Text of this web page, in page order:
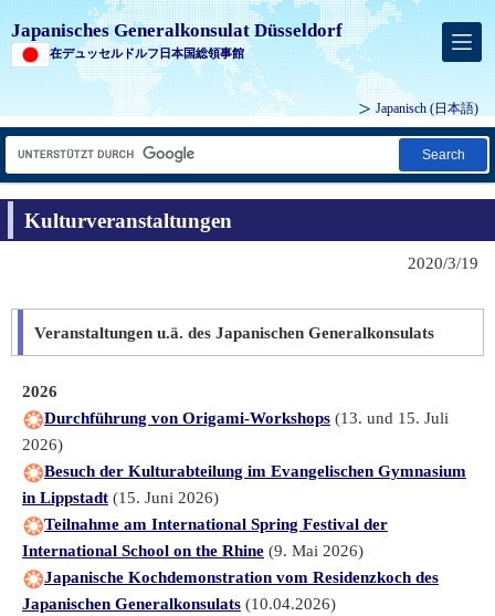
Japanisches Generalkonsulat Düsseldorf
在デュッセルドルフ日本国総領事館
Japanisch (日本語)
Search
Kulturveranstaltungen
2020/3/19
Veranstaltungen u.ä. des Japanischen Generalkonsulats
2026
Durchführung von Origami-Workshops (13. und 15. Juli
2026)
Besuch der Kulturabteilung im Evangelischen Gymnasium
in Lippstadt (15. Juni 2026)
Teilnahme am International Spring Festival der
International School on the Rhine (9. Mai 2026)
Japanische Kochdemonstration vom Residenzkoch des
Japanischen Generalkonsulats (10.04.2026)